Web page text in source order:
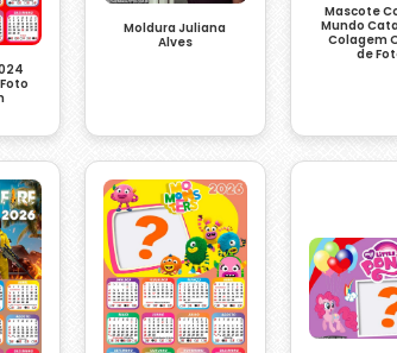
Moldura Juliana
Alves
Mascote
Mundo
Colagem
de